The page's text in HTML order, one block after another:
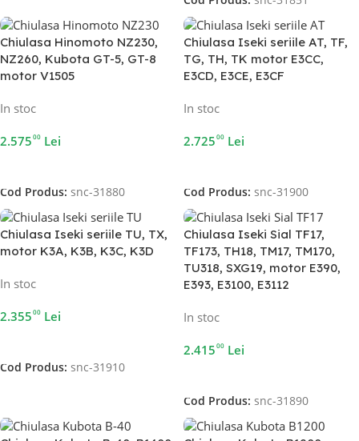
Chiulasa Hinomoto NZ230,
NZ260, Kubota GT-5, GT-8
motor V1505
In stoc
2.57500 Lei
Cod Produs: snc-31880
Chiulasa Iseki seriile AT, TF,
TG, TH, TK motor E3CC,
E3CD, E3CE, E3CF
In stoc
2.72500 Lei
Cod Produs: snc-31900
Chiulasa Iseki seriile TU, TX,
motor K3A, K3B, K3C, K3D
In stoc
2.35500 Lei
Cod Produs: snc-31910
Chiulasa Iseki Sial TF17,
TF173, TH18, TM17, TM170,
TU318, SXG19, motor E390,
E393, E3100, E3112
In stoc
2.41500 Lei
Cod Produs: snc-31890